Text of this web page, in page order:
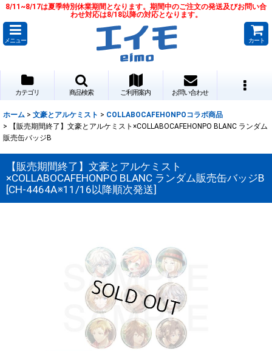
8/11~8/17は夏季特別休業期間となります。期間中のご注文の発送及びお問い合
わせ対応は8/18以降の対応となります。
メニュー カート
カテゴリ 商品検索 ご利用案内 お問い合わせ
ホーム > 文豪とアルケミスト > COLLABOCAFEHONPOコラボ商品
>
【販売期間終了】文豪とアルケミスト×COLLABOCAFEHONPO BLANC ランダム
販売缶バッジB
【販売期間終了】文豪とアルケミスト
×COLLABOCAFEHONPO BLANC ランダム販売缶バッジB
[CH-4464A※11/16以降順次発送]